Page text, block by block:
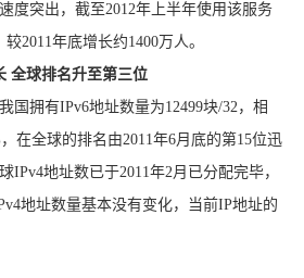
度突出，截至2012年上半年使用该服务
2011年底增长约1400万人。
全球排名升至第三位
拥有IPv6地址数量为12499块/32，相
在全球的排名由2011年6月底的第15位迅
IPv4地址数已于2011年2月已分配完毕，
地址数量基本没有变化，当前IP地址的